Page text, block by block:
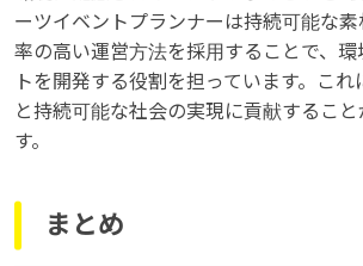
ーツイベントプランナーは持続可能な
率の高い運営方法を採用することで、
トを開発する役割を担っています。こ
と持続可能な社会の実現に貢献するこ
す。
まとめ